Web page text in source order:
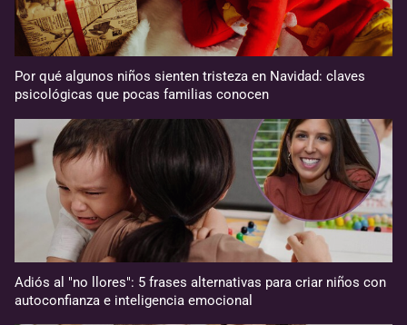
Por qué algunos niños sienten tristeza en Navidad: claves
psicológicas que pocas familias conocen
Adiós al "no llores": 5 frases alternativas para criar niños con
autoconfianza e inteligencia emocional